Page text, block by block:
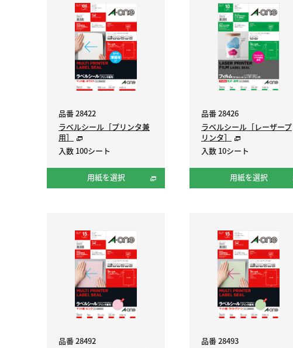
品番 28422
ラベルシール［プリンタ兼
用］
入数 100シート
用紙を選択
品番 28426
ラベルシール［レーザープ
リンタ］
入数 10シート
用紙を選択
品番 28492
品番 28493